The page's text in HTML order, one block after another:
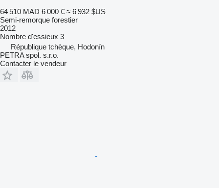
64 510 MAD 6 000 € ≈ 6 932 $US
Semi-remorque forestier
2012
Nombre d'essieux 3
République tchèque, Hodonín
PETRA spol. s.r.o.
Contacter le vendeur